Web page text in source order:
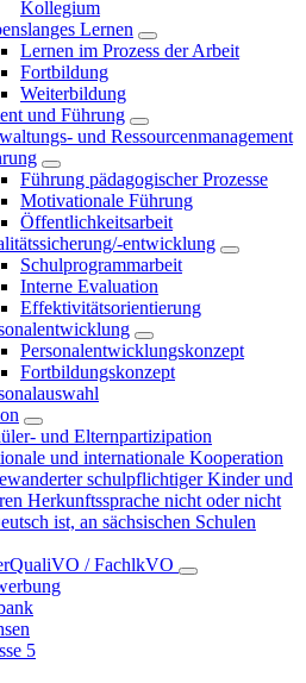
Kollegium
Lernen
Lernen im Prozess der Arbeit
Fortbildung
Weiterbildung
und Führung
und Ressourcenmanagement
Führung pädagogischer Prozesse
Motivationale Führung
Öffentlichkeitsarbeit
entwicklung
Schulprogrammarbeit
Interne Evaluation
Effektivitätsorientierung
Personalentwicklungskonzept
Fortbildungskonzept
und Elternpartizipation
und internationale Kooperation
schulpflichtiger Kinder und
Herkunftssprache nicht oder nicht
ist, an sächsischen Schulen
/ FachlkVO
5